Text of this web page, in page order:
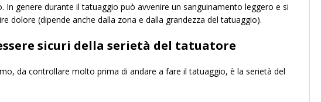
In genere durante il tatuaggio può avvenire un sanguinamento leggero e si
dolore (dipende anche dalla zona e dalla grandezza del tatuaggio).
sicuri della serietà del tatuatore
da controllare molto prima di andare a fare il tatuaggio, è la serietà del